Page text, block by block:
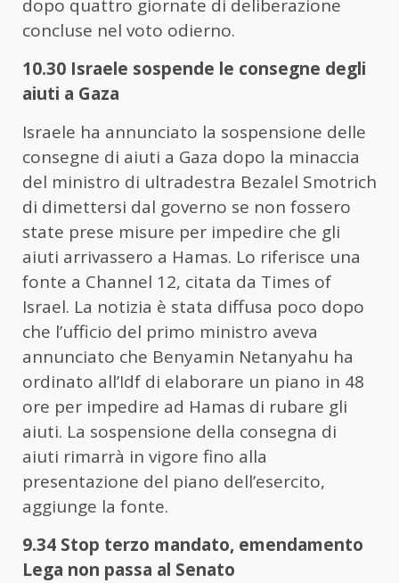
dopo quattro giornate di deliberazione
concluse nel voto odierno.
10.30 Israele sospende le consegne degli
aiuti a Gaza
Israele ha annunciato la sospensione delle
consegne di aiuti a Gaza dopo la minaccia
del ministro di ultradestra Bezalel Smotrich
di dimettersi dal governo se non fossero
state prese misure per impedire che gli
aiuti arrivassero a Hamas. Lo riferisce una
fonte a Channel 12, citata da Times of
Israel. La notizia è stata diffusa poco dopo
che l’ufficio del primo ministro aveva
annunciato che Benyamin Netanyahu ha
ordinato all’Idf di elaborare un piano in 48
ore per impedire ad Hamas di rubare gli
aiuti. La sospensione della consegna di
aiuti rimarrà in vigore fino alla
presentazione del piano dell’esercito,
aggiunge la fonte.
9.34 Stop terzo mandato, emendamento
Lega non passa al Senato